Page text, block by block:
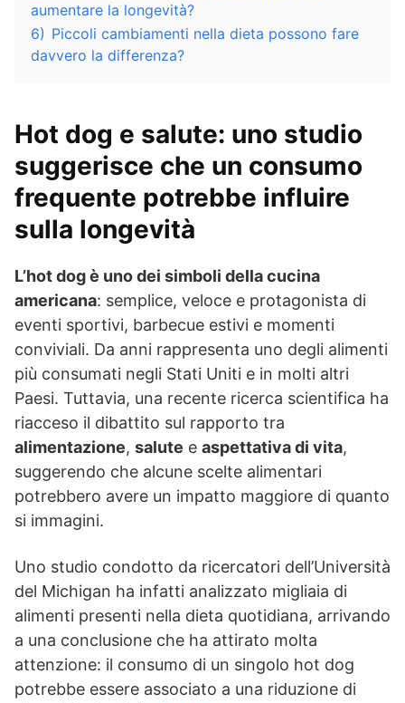
aumentare la longevità?
6) Piccoli cambiamenti nella dieta possono fare
davvero la differenza?
Hot dog e salute: uno studio
suggerisce che un consumo
frequente potrebbe influire
sulla longevità
L’hot dog è uno dei simboli della cucina
americana: semplice, veloce e protagonista di
eventi sportivi, barbecue estivi e momenti
conviviali. Da anni rappresenta uno degli alimenti
più consumati negli Stati Uniti e in molti altri
Paesi. Tuttavia, una recente ricerca scientifica ha
riacceso il dibattito sul rapporto tra
alimentazione, salute e aspettativa di vita,
suggerendo che alcune scelte alimentari
potrebbero avere un impatto maggiore di quanto
si immagini.
Uno studio condotto da ricercatori dell’Università
del Michigan ha infatti analizzato migliaia di
alimenti presenti nella dieta quotidiana, arrivando
a una conclusione che ha attirato molta
attenzione: il consumo di un singolo hot dog
potrebbe essere associato a una riduzione di